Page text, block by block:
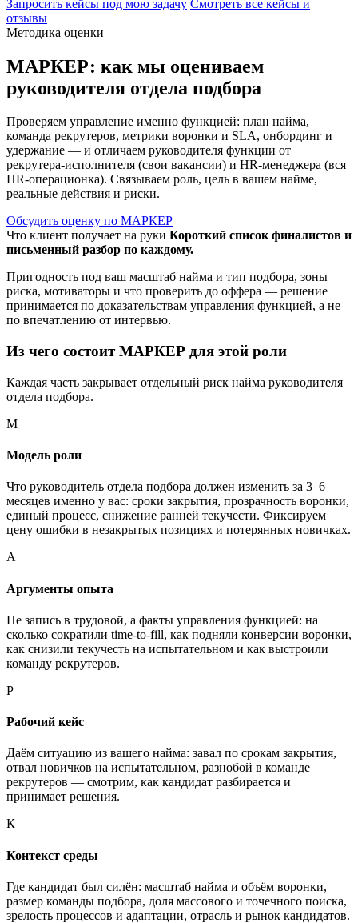
Запросить кейсы под мою задачу Смотреть все кейсы и
отзывы
Методика оценки
МАРКЕР: как мы оцениваем
руководителя отдела подбора
Проверяем управление именно функцией: план найма,
команда рекрутеров, метрики воронки и SLA, онбординг и
удержание — и отличаем руководителя функции от
рекрутера-исполнителя (свои вакансии) и HR-менеджера (вся
HR-операционка). Связываем роль, цель в вашем найме,
реальные действия и риски.
Обсудить оценку по МАРКЕР
Что клиент получает на руки Короткий список финалистов и
письменный разбор по каждому.
Пригодность под ваш масштаб найма и тип подбора, зоны
риска, мотиваторы и что проверить до оффера — решение
принимается по доказательствам управления функцией, а не
по впечатлению от интервью.
Из чего состоит МАРКЕР для этой роли
Каждая часть закрывает отдельный риск найма руководителя
отдела подбора.
М
Модель роли
Что руководитель отдела подбора должен изменить за 3–6
месяцев именно у вас: сроки закрытия, прозрачность воронки,
единый процесс, снижение ранней текучести. Фиксируем
цену ошибки в незакрытых позициях и потерянных новичках.
А
Аргументы опыта
Не запись в трудовой, а факты управления функцией: на
сколько сократили time-to-fill, как подняли конверсии воронки,
как снизили текучесть на испытательном и как выстроили
команду рекрутеров.
Р
Рабочий кейс
Даём ситуацию из вашего найма: завал по срокам закрытия,
отвал новичков на испытательном, разнобой в команде
рекрутеров — смотрим, как кандидат разбирается и
принимает решения.
К
Контекст среды
Где кандидат был силён: масштаб найма и объём воронки,
размер команды подбора, доля массового и точечного поиска,
зрелость процессов и адаптации, отрасль и рынок кандидатов.